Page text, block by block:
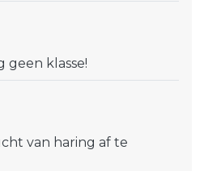
geen klasse!
van haring af te